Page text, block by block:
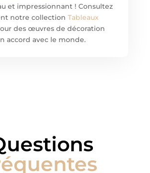
et impressionnant ! Consultez
notre collection Tableaux
des œuvres de décoration
accord avec le monde.